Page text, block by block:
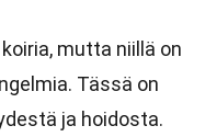
mutta niillä on
Tässä on
ja hoidosta.